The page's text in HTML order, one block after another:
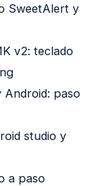
SweetAlert y
v2: teclado
Android: paso
studio y
a paso